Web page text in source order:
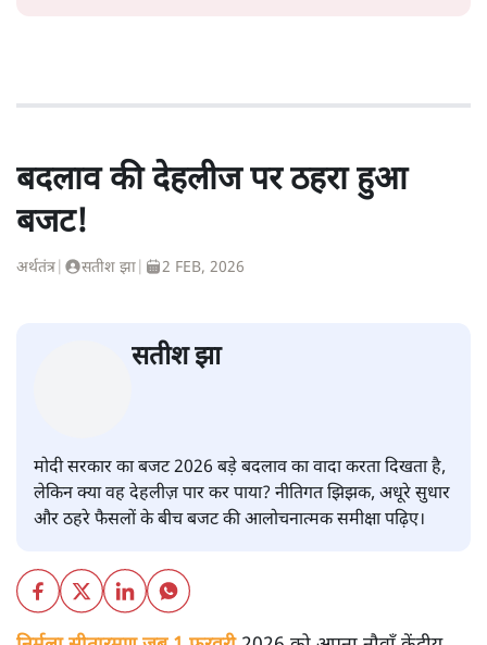
बदलाव की देहलीज पर ठहरा हुआ
बजट!
अर्थतंत्र सतीश झा 2 FEB, 2026
सतीश झा